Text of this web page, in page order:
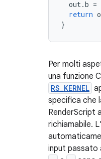
out.b =
return
}
Per molti
una funzione
RS_KERNEL
specifica che
RenderScript
richiamabile.
input passato